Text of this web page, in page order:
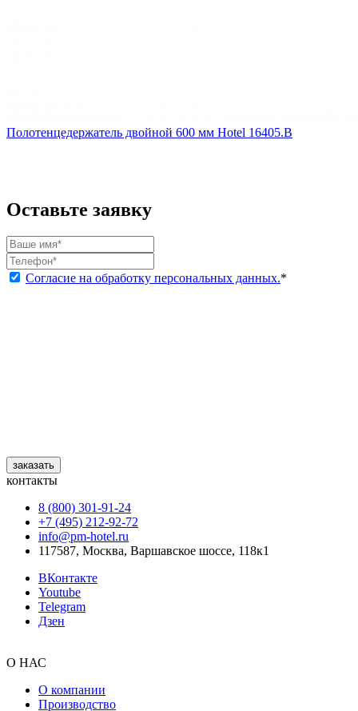
Полотенцедержатель двойной 600 мм Hotel 16405.B
Оставьте заявку
Согласие на обработку персональных данных.*
заказать
контакты
8 (800) 301‑91‑24
+7 (495) 212‑92‑72
info@pm-hotel.ru
117587, Москва, Варшавское шоссе, 118к1
ВКонтакте
Youtube
Telegram
Дзен
О НАС
О компании
Производство